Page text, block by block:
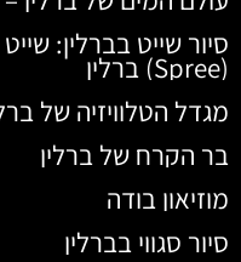
סיור שייט בברלין:
(Spree) ברלין
מגדל הטלוויזיה של
בר הקרח של ברלין
מוזיאון בודה
סיור סגווי בברלין